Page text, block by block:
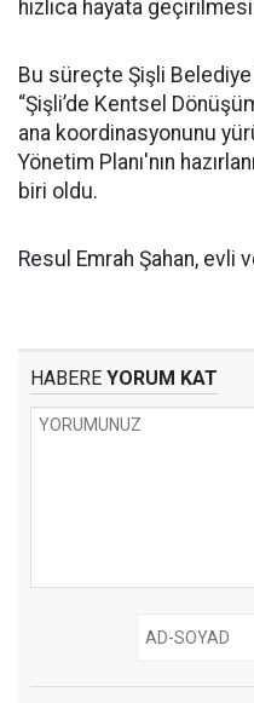
hızlıca hayata
Bu süreçte Şişli Belediye
“Şişli’de Kentsel
ana koordinasyonunu
Yönetim Planı'nın
biri oldu.
Resul Emrah Şahan, evli
HABERE YORUM KAT